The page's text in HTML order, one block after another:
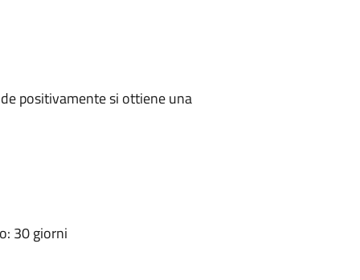
positivamente si ottiene una
30 giorni